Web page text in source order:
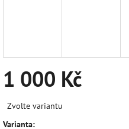
1 000 Kč
cena:
Zvolte variantu
Varianta: